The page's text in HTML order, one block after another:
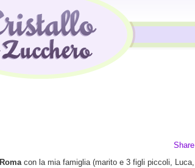
Share
Romacon la mia famiglia (marito e 3 figli piccoli, Luca,